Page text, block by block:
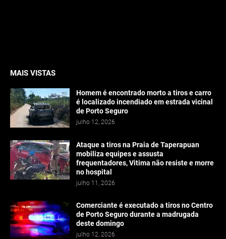
MAIS VISTAS
Homem é encontrado morto a tiros e carro
é localizado incendiado em estrada vicinal
de Porto Seguro
julho 12, 2026
Ataque a tiros na Praia de Taperapuan
mobiliza equipes e assusta
frequentadores, Vitima não resiste e morre
no hospital
julho 11, 2026
Comerciante é executado a tiros no Centro
de Porto Seguro durante a madrugada
deste domingo
julho 12, 2026